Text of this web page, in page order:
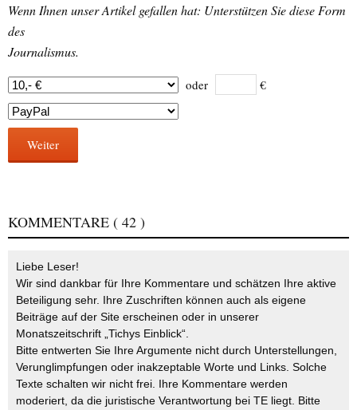
Wenn Ihnen unser Artikel gefallen hat: Unterstützen Sie diese Form
des
Journalismus.
oder €
Weiter
KOMMENTARE ( 42 )
Liebe Leser!
Wir sind dankbar für Ihre Kommentare und schätzen Ihre aktive
Beteiligung sehr. Ihre Zuschriften können auch als eigene
Beiträge auf der Site erscheinen oder in unserer
Monatszeitschrift „Tichys Einblick“.
Bitte entwerten Sie Ihre Argumente nicht durch Unterstellungen,
Verunglimpfungen oder inakzeptable Worte und Links. Solche
Texte schalten wir nicht frei. Ihre Kommentare werden
moderiert, da die juristische Verantwortung bei TE liegt. Bitte